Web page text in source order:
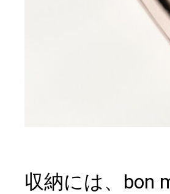
収納には、bon